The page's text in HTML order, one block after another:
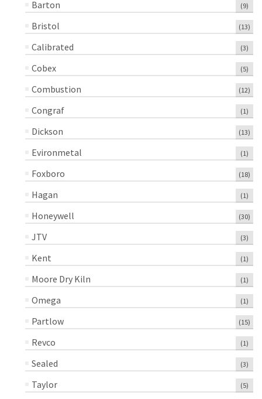
Barton (9)
Bristol (13)
Calibrated (3)
Cobex (5)
Combustion (12)
Congraf (1)
Dickson (13)
Evironmetal (1)
Foxboro (18)
Hagan (1)
Honeywell (30)
JTV (3)
Kent (1)
Moore Dry Kiln (1)
Omega (1)
Partlow (15)
Revco (1)
Sealed (3)
Taylor (5)